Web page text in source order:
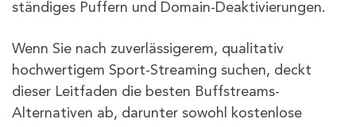
ständiges Puffern und Domain-Deaktivierungen.
Wenn Sie nach zuverlässigerem, qualitativ
hochwertigem Sport-Streaming suchen, deckt
dieser Leitfaden die besten Buffstreams-
Alternativen ab, darunter sowohl kostenlose